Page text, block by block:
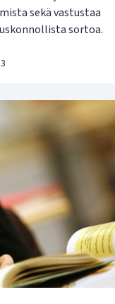
sekä vastustaa
sortoa.